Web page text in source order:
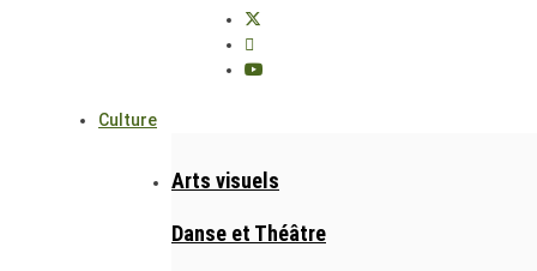
Culture
Arts visuels
Danse et Théâtre